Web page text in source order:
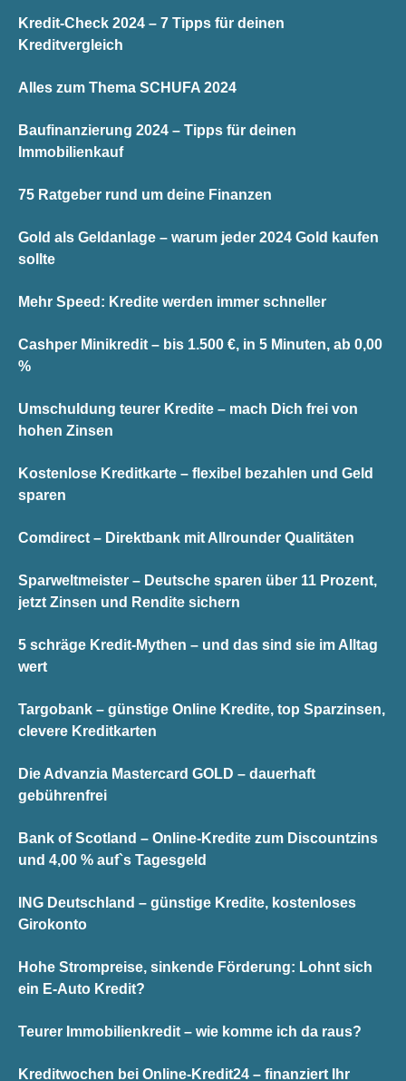
Kredit-Check 2024 – 7 Tipps für deinen
Kreditvergleich
Alles zum Thema SCHUFA 2024
Baufinanzierung 2024 – Tipps für deinen
Immobilienkauf
75 Ratgeber rund um deine Finanzen
Gold als Geldanlage – warum jeder 2024 Gold kaufen
sollte
Mehr Speed: Kredite werden immer schneller
Cashper Minikredit – bis 1.500 €, in 5 Minuten, ab 0,00
%
Umschuldung teurer Kredite – mach Dich frei von
hohen Zinsen
Kostenlose Kreditkarte – flexibel bezahlen und Geld
sparen
Comdirect – Direktbank mit Allrounder Qualitäten
Sparweltmeister – Deutsche sparen über 11 Prozent,
jetzt Zinsen und Rendite sichern
5 schräge Kredit-Mythen – und das sind sie im Alltag
wert
Targobank – günstige Online Kredite, top Sparzinsen,
clevere Kreditkarten
Die Advanzia Mastercard GOLD – dauerhaft
gebührenfrei
Bank of Scotland – Online-Kredite zum Discountzins
und 4,00 % auf`s Tagesgeld
ING Deutschland – günstige Kredite, kostenloses
Girokonto
Hohe Strompreise, sinkende Förderung: Lohnt sich
ein E-Auto Kredit?
Teurer Immobilienkredit – wie komme ich da raus?
Kreditwochen bei Online-Kredit24 – finanziert Ihr